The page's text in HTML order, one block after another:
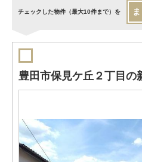
チェックした物件（最大10件まで）を
豊田市保見ケ丘２丁目の